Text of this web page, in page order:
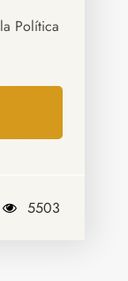
la Política
5503